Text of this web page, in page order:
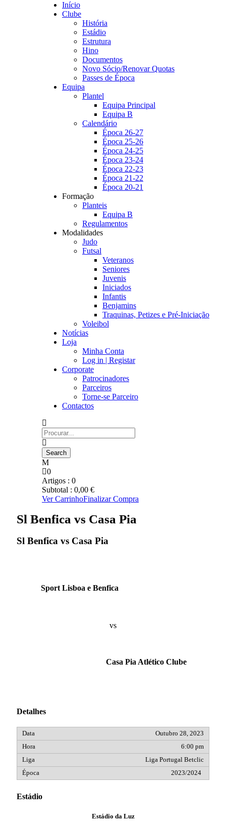
Início
Clube
História
Estádio
Estrutura
Hino
Documentos
Novo Sócio/Renovar Quotas
Passes de Época
Equipa
Plantel
Equipa Principal
Equipa B
Calendário
Época 26-27
Época 25-26
Época 24-25
Época 23-24
Época 22-23
Época 21-22
Época 20-21
Formação
Planteis
Equipa B
Regulamentos
Modalidades
Judo
Futsal
Veteranos
Seniores
Juvenis
Iniciados
Infantis
Benjamins
Traquinas, Petizes e Pré-Iniciação
Voleibol
Notícias
Loja
Minha Conta
Log in | Registar
Corporate
Patrocinadores
Parceiros
Torne-se Parceiro
Contactos
0
Artigos : 0
Subtotal : 0,00 €
Ver CarrinhoFinalizar Compra
Sl Benfica vs Casa Pia
Sl Benfica vs Casa Pia
Sport Lisboa e Benfica
vs
Casa Pia Atlético Clube
Detalhes
Outubro 28, 2023
6:00 pm
Liga Portugal Betclic
2023/2024
Estádio
Estádio da Luz